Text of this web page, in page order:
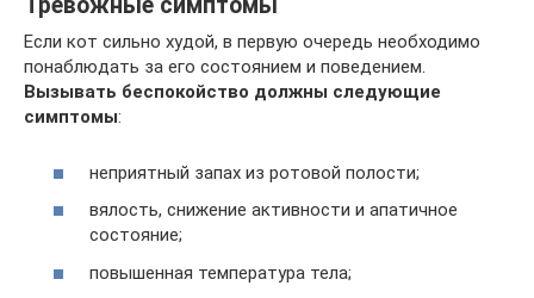
Тревожные симптомы
Если кот сильно худой, в первую очередь необходимо
понаблюдать за его состоянием и поведением.
Вызывать беспокойство должны следующие
симптомы:
неприятный запах из ротовой полости;
вялость, снижение активности и апатичное
состояние;
повышенная температура тела;